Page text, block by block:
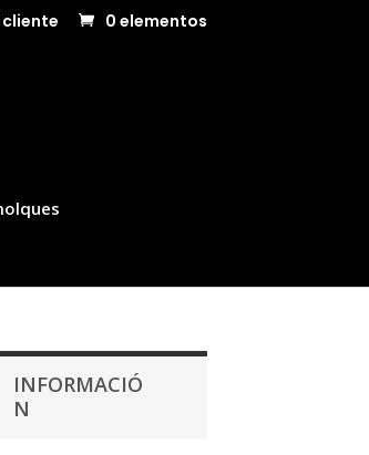
0 elementos
INFORMACIÓ
N